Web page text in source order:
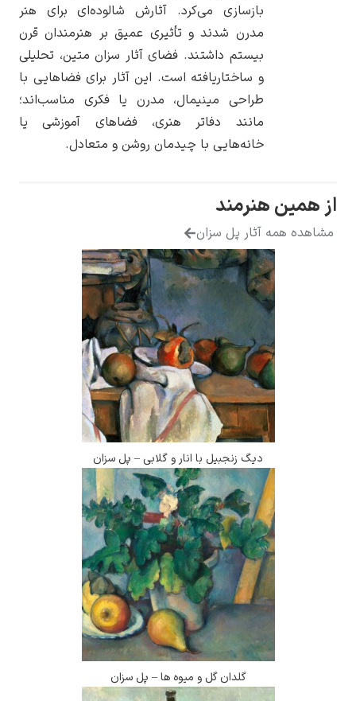
یوهانس فرمیر
پرفروش‌ترین
بازسازی می‌کرد. آثارش شالوده‌ای برای هنر
مدرن شدند و تأثیری عمیق بر هنرمندان قرن
بیستم داشتند. فضای آثار سزان متین، تحلیلی
و ساختاریافته است. این آثار برای فضاهایی با
طراحی مینیمال، مدرن یا فکری مناسب‌اند؛
مانند دفاتر هنری، فضاهای آموزشی یا
خانه‌هایی با چیدمان روشن و متعادل.
از همین هنرمند
مشاهده همه آثار پل سزان
دیگ زنجبیل با انار و گلابی – پل سزان
گلدان گل و میوه ها – پل سزان